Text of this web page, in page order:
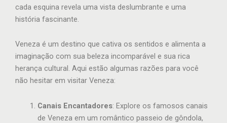
cada esquina revela uma vista deslumbrante e uma
história fascinante.
Veneza é um destino que cativa os sentidos e alimenta a
imaginação com sua beleza incomparável e sua rica
herança cultural. Aqui estão algumas razões para você
não hesitar em visitar Veneza:
Canais Encantadores: Explore os famosos canais
de Veneza em um romântico passeio de gôndola,